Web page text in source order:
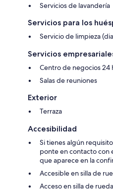
Servicios de lavandería
Servicios para los
Servicio de limpieza
Servicios
Centro de negocios 24
Salas de reuniones
Exterior
Terraza
Accesibilidad
Si tienes algún
ponte en contacto con
que aparece en la
Accesible en silla de
Acceso en silla de